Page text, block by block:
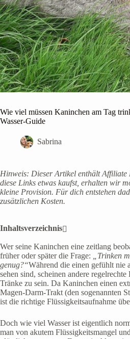
Wie viel müssen Kaninchen am Tag
Wasser-Guide
Sabrina
Hinweis: Dieser Artikel enthält Affiliate
diese Links etwas kaufst, erhalten wir
kleine Provision. Für dich entstehen
zusätzlichen Kosten.
Inhaltsverzeichnis
Wer seine Kaninchen eine zeitlang
früher oder später die Frage:
„Trinken
genug?“Während die einen gefühlt nie
sehen sind, scheinen andere regelrechte
Tränke zu sein. Da Kaninchen einen
Magen-Darm-Trakt (den sogenannten
ist die richtige Flüssigkeitsaufnahme
Doch wie viel Wasser ist eigentlich
man von akutem Flüssigkeitsmangel